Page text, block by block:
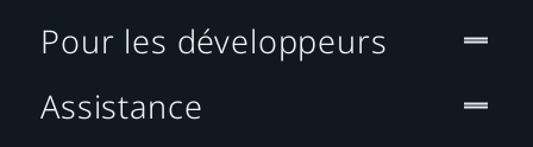
Pour les développeurs
Assistance